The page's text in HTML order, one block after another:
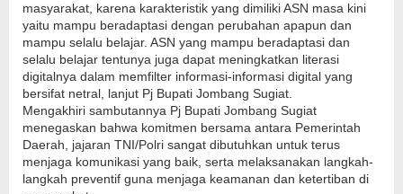
masyarakat, karena karakteristik yang dimiliki ASN masa kini
yaitu mampu beradaptasi dengan perubahan apapun dan
mampu selalu belajar. ASN yang mampu beradaptasi dan
selalu belajar tentunya juga dapat meningkatkan literasi
digitalnya dalam memfilter informasi-informasi digital yang
bersifat netral, lanjut Pj Bupati Jombang Sugiat.
Mengakhiri sambutannya Pj Bupati Jombang Sugiat
menegaskan bahwa komitmen bersama antara Pemerintah
Daerah, jajaran TNI/Polri sangat dibutuhkan untuk terus
menjaga komunikasi yang baik, serta melaksanakan langkah-
langkah preventif guna menjaga keamanan dan ketertiban di